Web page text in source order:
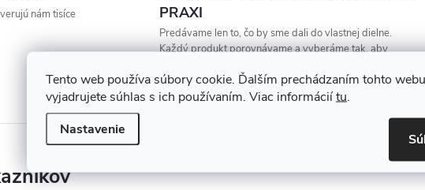
Tento web používa súbory cookie. Ďalším prechádzaním tohto webu
vyjadrujete súhlas s ich používaním. Viac informáciítu.
Nastavenie
nám tisíce
PRAXI
Predávame len to, čo by sme dali do vlastnej dielne.
Každý produkt porovnávame a vyberáme tak, aby